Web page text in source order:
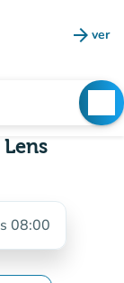
arrow_forward ver
08:00